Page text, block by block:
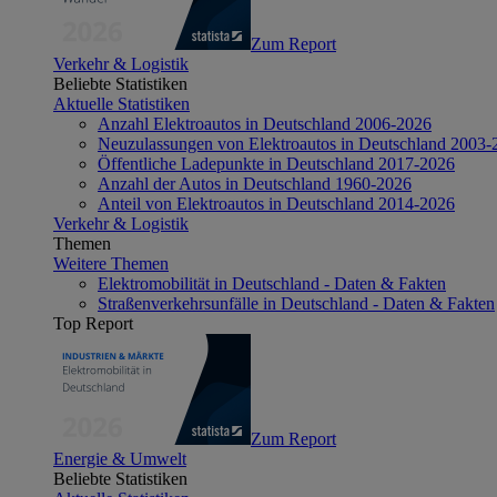
Zum Report
Verkehr & Logistik
Beliebte Statistiken
Aktuelle Statistiken
Anzahl Elektroautos in Deutschland 2006-2026
Neuzulassungen von Elektroautos in Deutschland 2003-
Öffentliche Ladepunkte in Deutschland 2017-2026
Anzahl der Autos in Deutschland 1960-2026
Anteil von Elektroautos in Deutschland 2014-2026
Verkehr & Logistik
Themen
Weitere Themen
Elektromobilität in Deutschland - Daten & Fakten
Straßenverkehrsunfälle in Deutschland - Daten & Fakten
Top Report
Zum Report
Energie & Umwelt
Beliebte Statistiken